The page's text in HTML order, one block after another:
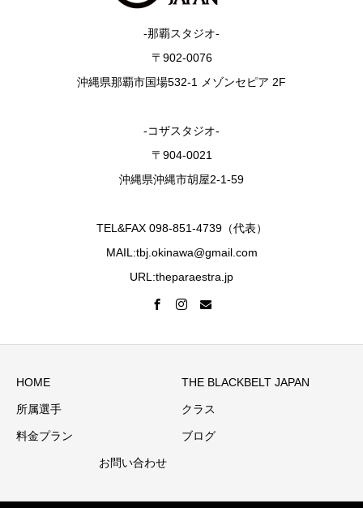
-那覇スタジオ-
〒902-0076
沖縄県那覇市国場532-1 メゾンセピア 2F
-コザスタジオ-
〒904-0021
沖縄県沖縄市胡屋2-1-59
TEL&FAX 098-851-4739（代表）
MAIL:tbj.okinawa@gmail.com
URL:theparaestra.jp
HOME THE BLACKBELT JAPAN
所属選手 クラス
料金プラン ブログ
お問い合わせ